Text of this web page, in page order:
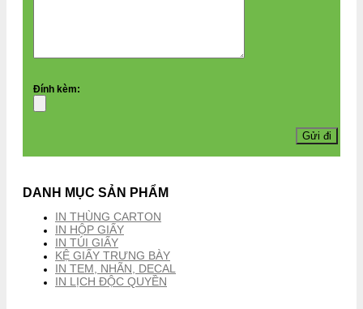
Đính kèm:
DANH MỤC SẢN PHẨM
IN THÙNG CARTON
IN HỘP GIẤY
IN TÚI GIẤY
KỆ GIẤY TRƯNG BÀY
IN TEM, NHÃN, DECAL
IN LỊCH ĐỘC QUYỀN